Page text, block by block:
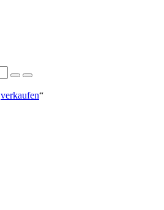
verkaufen“